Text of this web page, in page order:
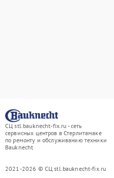
СЦ stl.bauknecht-fix.ru - сеть
сервисных центров в Стерлитамаке
по ремонту и обслуживанию техники
Bauknecht
2021-2026 © СЦ stl.bauknecht-fix.ru